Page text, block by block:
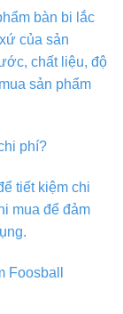
bàn bi lắc
của sản
chất liệu, độ
sản phẩm
phí?
tiết kiệm chi
mua để đảm
Foosball